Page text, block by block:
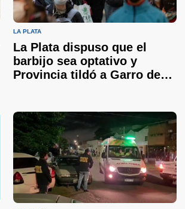
LA PLATA
La Plata dispuso que el
barbijo sea optativo y
Provincia tildó a Garro de